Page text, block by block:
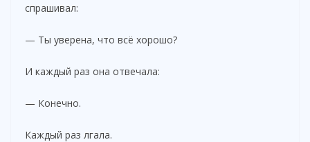
спрашивал:
— Ты уверена, что всё хорошо?
И каждый раз она отвечала:
— Конечно.
Каждый раз лгала.